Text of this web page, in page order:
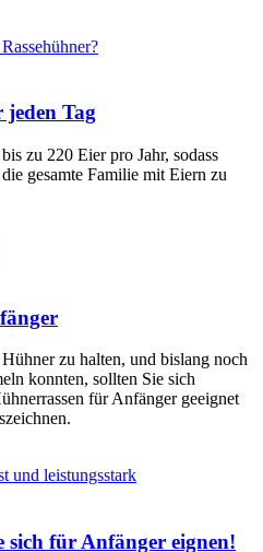
jeden Tag
zu 220 Eier pro Jahr, sodass
gesamte Familie mit Eiern zu
zu halten, und bislang noch
konnten, sollten Sie sich
für Anfänger geeignet
sich für Anfänger eignen!